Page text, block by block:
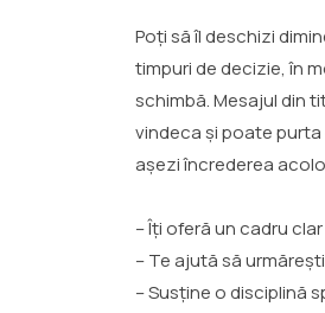
Poți să îl deschizi
timpuri de decizie, în
schimbă. Mesajul din
vindeca și poate
așezi încrederea
– Îți oferă un cadru
– Te ajută să
– Susține o disciplină